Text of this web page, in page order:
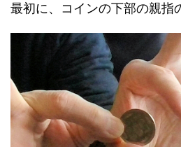
最初に、コインの下部の親指